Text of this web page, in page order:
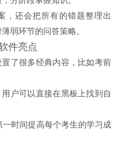
，还会把所有的错题整理出
弱环节的问答策略。
件亮点
了很多经典内容，比如考前
户可以直接在黑板上找到自
时间提高每个考生的学习成